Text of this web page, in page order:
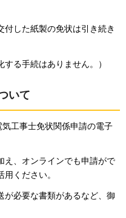
付した紙製の免状は引き続き
する手続はありません。）
いて
工事士免状関係申請の電子
え、オンラインでも申請がで
ください。
が必要な書類があるなど、御